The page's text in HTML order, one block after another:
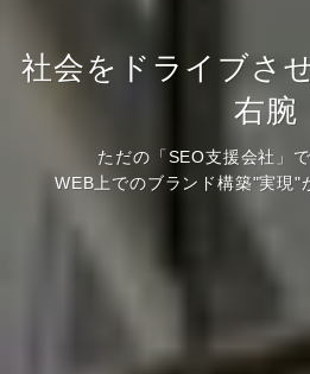
社会をドライブさ
右腕
ただの「SEO支援会社」
WEB上でのブランド構築"実現"